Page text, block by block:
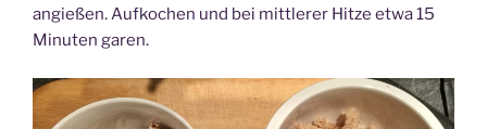
angießen. Aufkochen und bei mittlerer Hitze etwa 15
Minuten garen.